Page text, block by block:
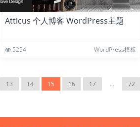
Atticus 个人博客 WordPress主题
5254 WordPress模板
13 14 15 16 17 ... 72